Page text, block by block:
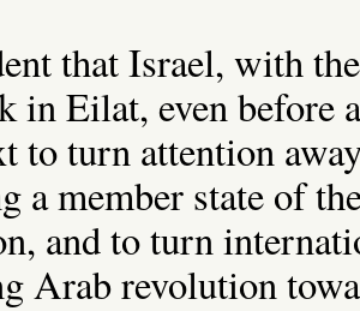
that Israel, with
in Eilat, even before
to turn attention
a member state of
and to turn
Arab revolution